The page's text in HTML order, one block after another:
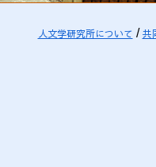
人文学研究所について 共